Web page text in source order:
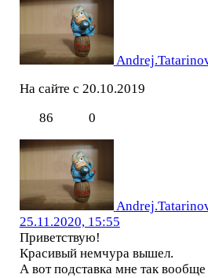
На сайте с 20.10.2019
86
0
25.11.2020, 15:55
Приветствую!
Красивый немчура вышел.
А вот подставка мне так